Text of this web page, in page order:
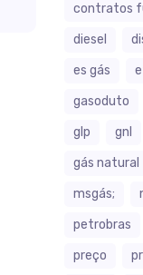
contratos
diesel
es gás
gasoduto
glp
gnl
gás natural
msgás;
petrobras
preço